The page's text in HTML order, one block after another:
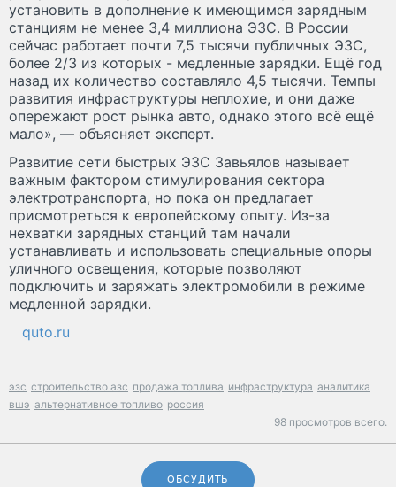
установить в дополнение к имеющимся зарядным
станциям не менее 3,4 миллиона ЭЗС. В России
сейчас работает почти 7,5 тысячи публичных ЭЗС,
более 2/3 из которых - медленные зарядки. Ещё год
назад их количество составляло 4,5 тысячи. Темпы
развития инфраструктуры неплохие, и они даже
опережают рост рынка авто, однако этого всё ещё
мало», — объясняет эксперт.
Развитие сети быстрых ЭЗС Завьялов называет
важным фактором стимулирования сектора
электротранспорта, но пока он предлагает
присмотреться к европейскому опыту. Из-за
нехватки зарядных станций там начали
устанавливать и использовать специальные опоры
уличного освещения, которые позволяют
подключить и заряжать электромобили в режиме
медленной зарядки.
quto.ru
эзс строительство азс продажа топлива инфраструктура аналитика
вшэ альтернативное топливо россия
98 просмотров всего.
ОБСУДИТЬ